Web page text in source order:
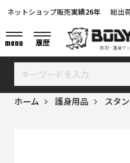
防犯・護身グ
ネットショップ販売実績26年 総出
menu 履歴
ホーム 護身用品 スタ